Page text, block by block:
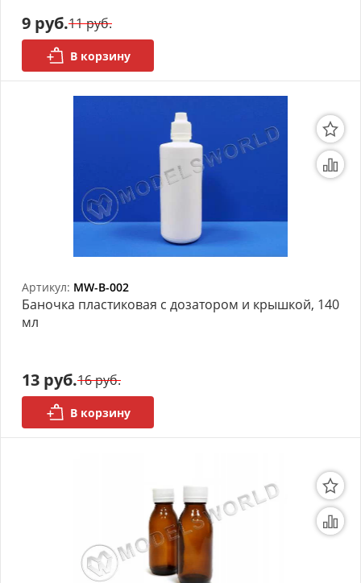
Деревянные 3D модели
Донышки для вязания
Деревянные шкатулки
Нестандартные заготовки
Новогодние изделия
Дерево БАЛЬЗА и
Модели из ФП смолы
АРХИВ
9 руб.11 руб.
В корзину
Артикул: MW-B-002
Баночка пластиковая с дозатором и крышкой, 140
мл
13 руб.16 руб.
В корзину